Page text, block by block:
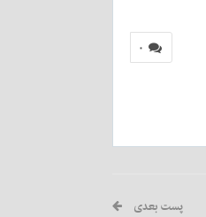
۰
پست بعدی